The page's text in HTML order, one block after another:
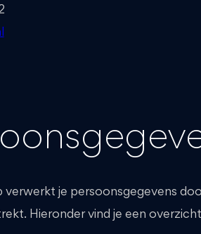
verwerkt je persoonsgegevens
Hieronder vind je een